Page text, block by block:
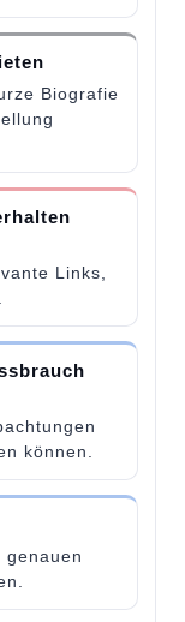
Biografie
Links,
können.
genauen